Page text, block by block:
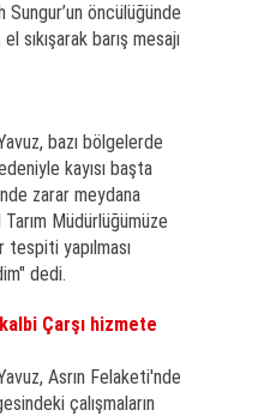
öncülüğünde
sıkışarak barış mesajı
bazı bölgelerde
kayısı başta
zarar meydana
Müdürlüğümüze
tespiti yapılması
dedi.
Çarşı hizmete
Asrın Felaketi'nde
çalışmaların